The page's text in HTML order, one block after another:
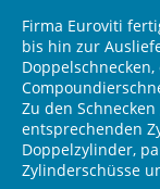
Firma Euroviti
bis hin zur
Zu den
entsprechenden
Doppelzylinder,
Zylinderschüsse